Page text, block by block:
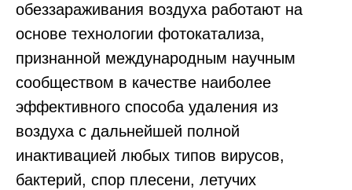
обеззараживания воздуха работают на
основе технологии фотокатализа,
признанной международным научным
сообществом в качестве наиболее
эффективного способа удаления из
воздуха с дальнейшей полной
инактивацией любых типов вирусов,
бактерий, спор плесени, летучих